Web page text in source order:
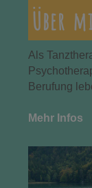
Über
Als
Berufung
Mehr Infos